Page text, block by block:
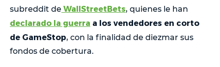
subreddit de WallStreetBets, quienes le han
declarado la guerra a los vendedores en corto
de GameStop, con la finalidad de diezmar sus
fondos de cobertura.